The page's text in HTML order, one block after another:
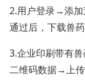
2.用户登录→添
通过后，下载兽
3.企业印刷带有
二维码数据→上传